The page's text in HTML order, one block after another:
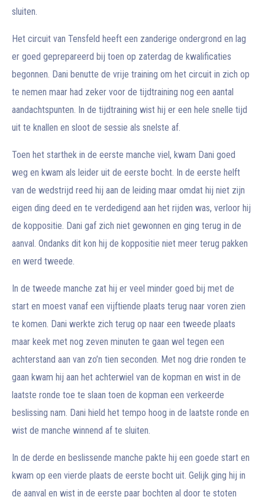
sluiten.
Het circuit van Tensfeld heeft een zanderige ondergrond en lag
er goed geprepareerd bij toen op zaterdag de kwalificaties
begonnen. Dani benutte de vrije training om het circuit in zich op
te nemen maar had zeker voor de tijdtraining nog een aantal
aandachtspunten. In de tijdtraining wist hij er een hele snelle tijd
uit te knallen en sloot de sessie als snelste af.
Toen het starthek in de eerste manche viel, kwam Dani goed
weg en kwam als leider uit de eerste bocht. In de eerste helft
van de wedstrijd reed hij aan de leiding maar omdat hij niet zijn
eigen ding deed en te verdedigend aan het rijden was, verloor hij
de koppositie. Dani gaf zich niet gewonnen en ging terug in de
aanval. Ondanks dit kon hij de koppositie niet meer terug pakken
en werd tweede.
In de tweede manche zat hij er veel minder goed bij met de
start en moest vanaf een vijftiende plaats terug naar voren zien
te komen. Dani werkte zich terug op naar een tweede plaats
maar keek met nog zeven minuten te gaan wel tegen een
achterstand aan van zo’n tien seconden. Met nog drie ronden te
gaan kwam hij aan het achterwiel van de kopman en wist in de
laatste ronde toe te slaan toen de kopman een verkeerde
beslissing nam. Dani hield het tempo hoog in de laatste ronde en
wist de manche winnend af te sluiten.
In de derde en beslissende manche pakte hij een goede start en
kwam op een vierde plaats de eerste bocht uit. Gelijk ging hij in
de aanval en wist in de eerste paar bochten al door te stoten